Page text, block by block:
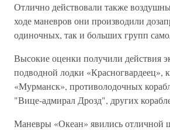
Отлично действовали также
ходе маневров они производили
одиночных, так и больших групп
Высокие оценки получили действия
подводной лодки «Красногвардеец»,
«Мурманск», противолодочных
"Вице-адмирал Дрозд", других
Маневры «Океан» явились отличной